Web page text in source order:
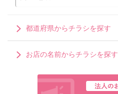
都道府県からチラシを探す
お店の名前からチラシを探す